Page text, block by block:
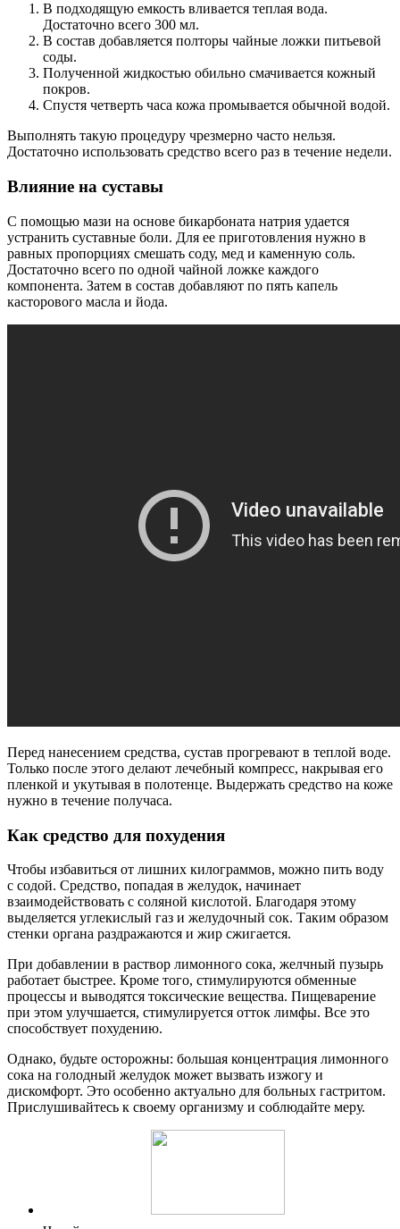
В подходящую емкость вливается теплая вода.
Достаточно всего 300 мл.
В состав добавляется полторы чайные ложки питьевой
соды.
Полученной жидкостью обильно смачивается кожный
покров.
Спустя четверть часа кожа промывается обычной водой.
Выполнять такую процедуру чрезмерно часто нельзя.
Достаточно использовать средство всего раз в течение недели.
Влияние на суставы
С помощью мази на основе бикарбоната натрия удается
устранить суставные боли. Для ее приготовления нужно в
равных пропорциях смешать соду, мед и каменную соль.
Достаточно всего по одной чайной ложке каждого
компонента. Затем в состав добавляют по пять капель
касторового масла и йода.
Перед нанесением средства, сустав прогревают в теплой воде.
Только после этого делают лечебный компресс, накрывая его
пленкой и укутывая в полотенце. Выдержать средство на коже
нужно в течение получаса.
Как средство для похудения
Чтобы избавиться от лишних килограммов, можно пить воду
с содой. Средство, попадая в желудок, начинает
взаимодействовать с соляной кислотой. Благодаря этому
выделяется углекислый газ и желудочный сок. Таким образом
стенки органа раздражаются и жир сжигается.
При добавлении в раствор лимонного сока, желчный пузырь
работает быстрее. Кроме того, стимулируются обменные
процессы и выводятся токсические вещества. Пищеварение
при этом улучшается, стимулируется отток лимфы. Все это
способствует похудению.
Однако, будьте осторожны: большая концентрация лимонного
сока на голодный желудок может вызвать изжогу и
дискомфорт. Это особенно актуально для больных гастритом.
Прислушивайтесь к своему организму и соблюдайте меру.